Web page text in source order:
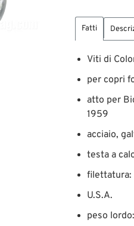
Fatti
Viti di
per copri
atto per
1959
acciaio,
testa a
U.S.A.
peso